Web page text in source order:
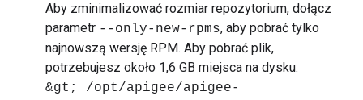
Aby zminimalizować rozmiar repozytorium, dołącz
parametr --only-new-rpms, aby pobrać tylko
najnowszą wersję RPM. Aby pobrać plik,
potrzebujesz około 1,6 GB miejsca na dysku:
&gt; /opt/apigee/apigee-